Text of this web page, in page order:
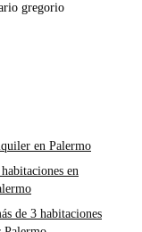
gregorio
en Palermo
en
de 3 habitaciones